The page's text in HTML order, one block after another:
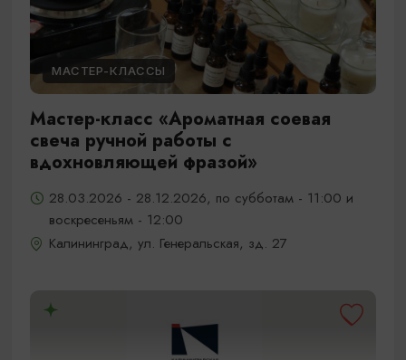
МАСТЕР-КЛАССЫ
Мастер-класс «Ароматная соевая
свеча ручной работы с
вдохновляющей фразой»
28.03.2026 - 28.12.2026, по субботам - 11:00 и
воскресеньям - 12:00
Калининград, ул. Генеральская, зд. 27